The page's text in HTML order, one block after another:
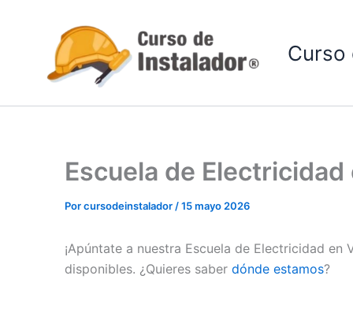
contenido
Curso
Escuela de
Porcursodeinstalador/15 mayo 2026
¡Apúntate a nuestra Escuela de Electricidad en
disponibles. ¿Quieres saber dónde estamos?